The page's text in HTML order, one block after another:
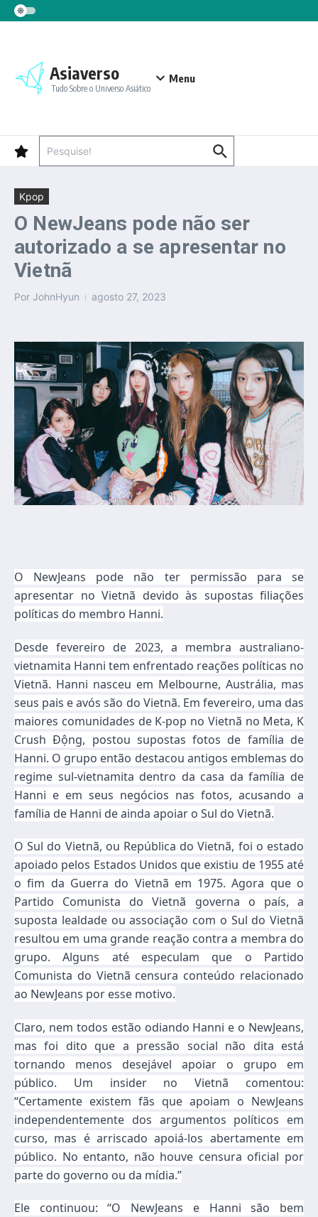
Ir para o conteúdo
Asiaverso
Tudo Sobre o Universo Asiático
Menu
Kpop
O NewJeans pode não ser
autorizado a se apresentar no
Vietnã
Por JohnHyun agosto 27, 2023
O NewJeans pode não ter permissão para se
apresentar no Vietnã devido às supostas filiações
políticas do membro Hanni.
Desde fevereiro de 2023, a membra australiano-
vietnamita Hanni tem enfrentado reações políticas no
Vietnã. Hanni nasceu em Melbourne, Austrália, mas
seus pais e avós são do Vietnã. Em fevereiro, uma das
maiores comunidades de K-pop no Vietnã no Meta, K
Crush Động, postou supostas fotos de família de
Hanni. O grupo então destacou antigos emblemas do
regime sul-vietnamita dentro da casa da família de
Hanni e em seus negócios nas fotos, acusando a
família de Hanni de ainda apoiar o Sul do Vietnã.
O Sul do Vietnã, ou República do Vietnã, foi o estado
apoiado pelos Estados Unidos que existiu de 1955 até
o fim da Guerra do Vietnã em 1975. Agora que o
Partido Comunista do Vietnã governa o país, a
suposta lealdade ou associação com o Sul do Vietnã
resultou em uma grande reação contra a membra do
grupo. Alguns até especulam que o Partido
Comunista do Vietnã censura conteúdo relacionado
ao NewJeans por esse motivo.
Claro, nem todos estão odiando Hanni e o NewJeans,
mas foi dito que a pressão social não dita está
tornando menos desejável apoiar o grupo em
público. Um insider no Vietnã comentou:
“Certamente existem fãs que apoiam o NewJeans
independentemente dos argumentos políticos em
curso, mas é arriscado apoiá-los abertamente em
público. No entanto, não houve censura oficial por
parte do governo ou da mídia.”
Ele continuou: “O NewJeans e Hanni são bem